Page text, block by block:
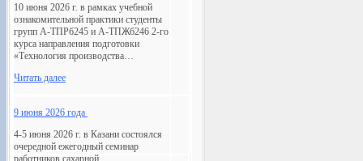
10 июня 2026 г. в рамках учебной
ознакомительной практики студенты
групп А-ТПРб245 и А-ТПЖб246 2-го
курса направления подготовки
«Технология производства…
Читать далее
9 июня 2026 года
4-5 июня 2026 г. в Казани состоялся
очередной ежегодный семинар
работников сахарной